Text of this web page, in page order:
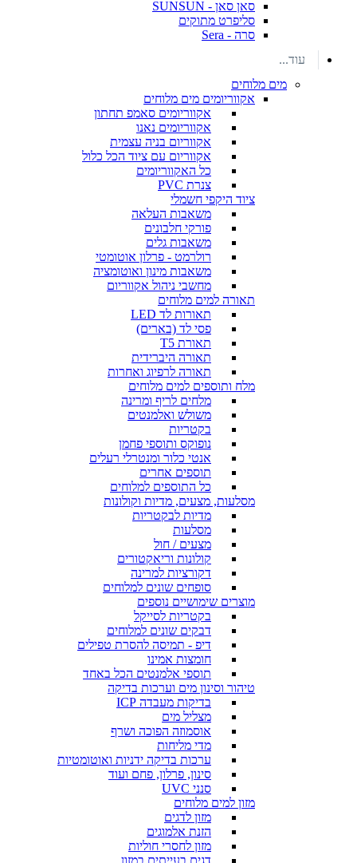
סאן סאן - SUNSUN
סליפרט מתוקים
סרה - Sera
עוד...
מים מלוחים
אקווריומים מים מלוחים
אקווריומים סאמפ תחתון
אקווריומים נאנו
אקווריום בניה עצמית
אקווריום עם ציוד הכל כלול
כל האקווריומים
צנרת PVC
ציוד היקפי חשמלי
משאבות העלאה
פורקי חלבונים
משאבות גלים
רולרמט - פרלון אוטומטי
משאבות מינון ואוטומציה
מחשבי ניהול אקווריום
תאורה למים מלוחים
תאורות לד LED
פסי לד (בארים)
תאורת T5
תאורה היברידית
תאורה לרפיוג ואחרות
מלח ותוספים למים מלוחים
מלחים לריף ומרינה
משולש ואלמנטים
בקטריות
נופוקס ותוספי פחמן
אנטי כלור ומנטרלי רעלים
תוספים אחרים
כל התוספים למלוחים
מסלעות, מצעים, מדיות וקולונות
מדיות לבקטריות
מסלעות
מצעים / חול
קולונות וריאקטורים
דקורציות למרינה
סופחים שונים למלוחים
מוצרים שימושיים נוספים
בקטריות לסייקל
דבקים שונים למלוחים
דיפ - תמיסה להסרת טפילים
חומצות אמינו
תוספי אלמנטים הכל באחד
טיהור וסינון מים וערכות בדיקה
בדיקות מעבדה ICP
מצליל מים
אוסמוזה הפוכה ושרף
מדי מליחות
ערכות בדיקה ידניות ואוטומטיות
סינון, פרלון, פחם ועוד
סנני UVC
מזון למים מלוחים
מזון לדגים
הזנת אלמוגים
מזון לחסרי חוליות
דגים בעייתים במזון